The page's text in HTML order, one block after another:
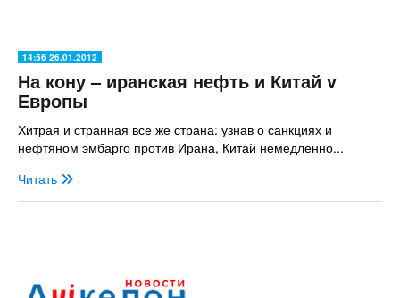
14:56 26.01.2012
На кону – иранская нефть и Китай v
Европы
Хитрая и странная все же страна: узнав о санкциях и
нефтяном эмбарго против Ирана, Китай немедленно...
Читать